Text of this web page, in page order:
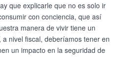
que explicarle que no es solo ir
con conciencia, que así
manera de vivir tiene un
nivel fiscal, deberíamos tener en
un impacto en la seguridad de